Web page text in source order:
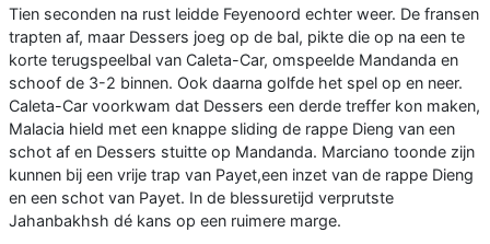
Tien seconden na rust leidde Feyenoord echter weer. De fransen
trapten af, maar Dessers joeg op de bal, pikte die op na een te
korte terugspeelbal van Caleta-Car, omspeelde Mandanda en
schoof de 3-2 binnen. Ook daarna golfde het spel op en neer.
Caleta-Car voorkwam dat Dessers een derde treffer kon maken,
Malacia hield met een knappe sliding de rappe Dieng van een
schot af en Dessers stuitte op Mandanda. Marciano toonde zijn
kunnen bij een vrije trap van Payet,een inzet van de rappe Dieng
en een schot van Payet. In de blessuretijd verprutste
Jahanbakhsh dé kans op een ruimere marge.